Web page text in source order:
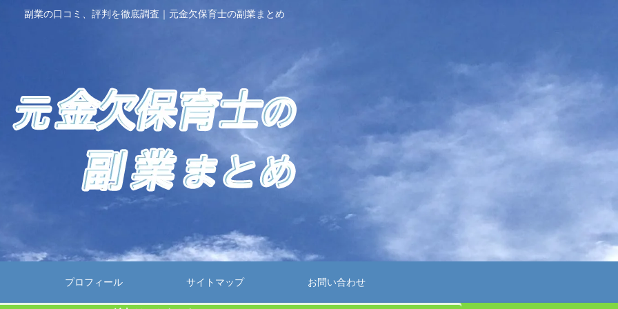
副業の口コミ、評判を徹底調査｜元金欠保育士の副業まとめ
プロフィール サイトマップ お問い合わせ